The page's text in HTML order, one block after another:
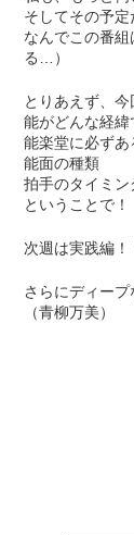
そしてその予定
なんでこの番
る…）
とりあえず、今
能がどんな経
能楽堂に必ず
能面の種類
拍手のタイミン
ということで！
次週は実践編！
さらにディープ
（青柳万美）